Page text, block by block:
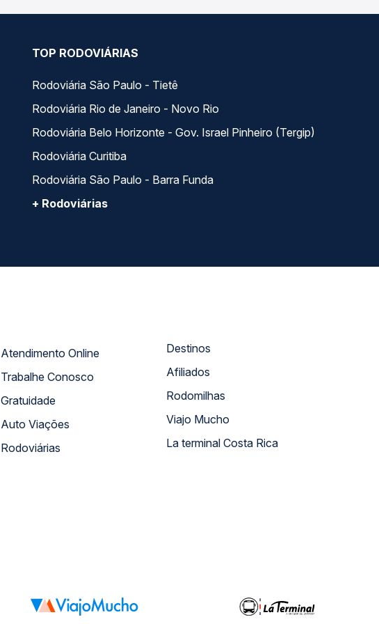
TOP RODOVIÁRIAS
Rodoviária São Paulo - Tietê
Rodoviária Rio de Janeiro - Novo Rio
Rodoviária Belo Horizonte - Gov. Israel Pinheiro (Tergip)
Rodoviária Curitiba
Rodoviária São Paulo - Barra Funda
+ Rodoviárias
Atendimento Online
Trabalhe Conosco
Gratuidade
Auto Viações
Rodoviárias
Destinos
Afiliados
Rodomilhas
Viajo Mucho
La terminal Costa Rica